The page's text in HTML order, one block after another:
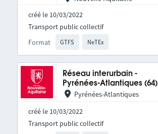
créé le 10/03/2022
Format GTFS NeTEx
Transport public collectif
Réseau interurbain -
Pyrénées-Atlantiques (64)
Pyrénées-Atlantiques
créé le 10/03/2022
Transport public collectif